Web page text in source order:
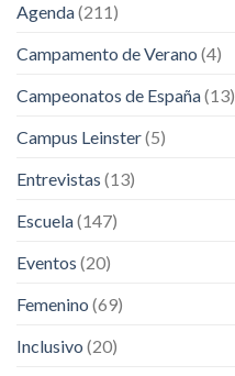
Agenda(211)
Campamento de Verano (4)
Campeonatos de España(13)
Campus Leinster(5)
Entrevistas (13)
Escuela(147)
Eventos (20)
Femenino (69)
Inclusivo (20)